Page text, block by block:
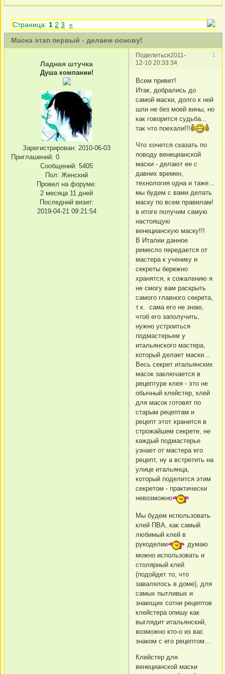
Маска этап первый - делаем основу!
Страница: 1 2 3 »
Поделиться 1
2011-
12-10 20:33:34
Ладная штучка
Душа компании!
Зарегистрирован: 2010-06-03
Приглашений: 0
Сообщений: 5405
Пол: Женский
Провел на форуме:
2 месяца 11 дней
Последний визит:
2019-04-21 09:21:54
Всем привет!
Итак, добрались до
самой маски, долго к ней
шли не без моей вины, но
как говорится судьба...
так что поехали!!!
Что хочется сказать по
поводу венецианской
маски - делают ее с
давних времен,
технология одна и таже...
мы будем с вами делать
маску по всем правилам!
в итоге получим самую
настоящую
венецианскую маску!!!
В Италии данное
ремесло передается от
мастера к ученику и
секреты бережно
хранятся, к сожалению я
не смогу вам раскрыть
самого главного секрета,
т.к. сама его не знаю,
чтоб его заполучить,
нужно устроиться
подмастерьем у
итальянского мастера,
который делает маски...
Весь секрет итальянских
масок заключается в
рецептуре клея - это не
обычный клейстер, клей
для масок готовят по
старым рецептам и
рецепт этот хранится в
строжайшем секрете, не
каждый подмастерье
узнает от мастера его
рецепт, ну а встретить на
улице итальянца,
который поделится этим
секретом - практически
невозможно
Мы будем использовать
клей ПВА, как самый
любимый клей в
рукоделии
думаю
можно использовать и
столярный клей
(подойдет то, что
завалялось в доме), для
самых пытливых и
знающих сотни рецептов
клейстера опишу как
выглядит итальянский,
возможно кто-о из вас
знаком с его рецептом...
Клейстер для
венецианской маски